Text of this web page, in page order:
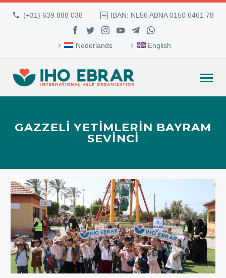
(+31) 639 888 038 IBAN: NL56 ABNA 0150 6461 78
Nederlands English
GAZZELI YETIMLERIN BAYRAM
SEVINCI